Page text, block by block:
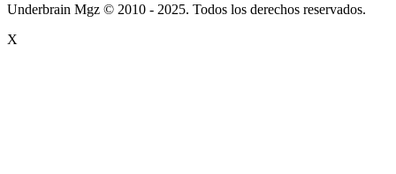
Underbrain Mgz © 2010 - 2025. Todos los derechos reservados.
X